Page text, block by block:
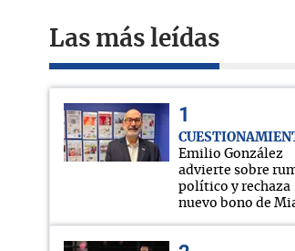
Las más leídas
Emilio González
advierte sobre
político y rechaza
nuevo bono de